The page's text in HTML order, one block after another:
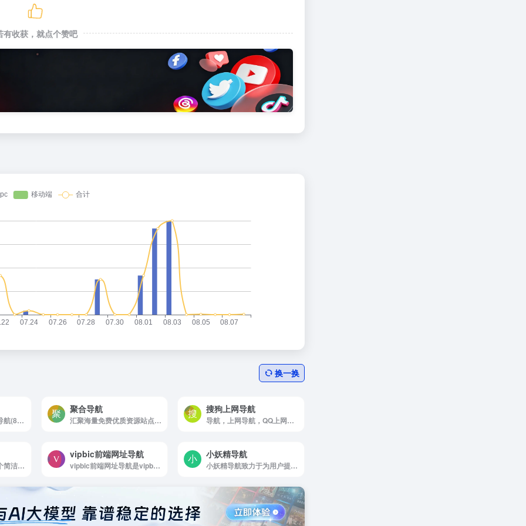
有收获，就点个赞吧
换一换
全球优质AI工具网址导航(8nav.com)
聚合导航
汇聚海量免费优质资源站点与在线工具，分类清晰、访问便捷，为用户打造省心好用的一站式上网导航主页。（www.jhdh.com）
搜狗上网导航
导航，上网导航，QQ上网导航，QQ浏览器导航，腾讯上网导航，网址导航，网站导航，网址大全，好的网站，上网主页
咪咕鱼网址导航是一个简洁、清新、好用的上网导航网站。在这里你可以自定义网址和分类，选择最适合你的背景和布局，设置喜欢的搜索引擎，帮助你快速地上网冲浪，找到想要的网站和信息。
vipbic前端网址导航
vipbic前端网址导航是vipbic 专注前端开发、网址导...
小妖精导航
小妖精导航致力于为用户提供一站式网络资源聚合服务，覆盖学习、工具、娱乐、生活等全领域优质站点。通过智能分类与动态更新，我们像魔法书般为您解锁高效上网路径，让每个点击都通往惊喜！